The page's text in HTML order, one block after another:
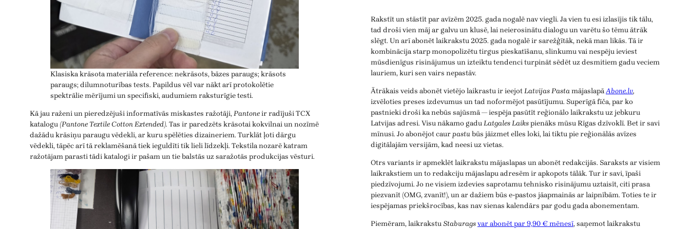
Klasiska krāsota materiāla reference: nekrāsots, bāzes paraugs; krāsots
paraugs; dilumnoturības tests. Papildus vēl var nākt arī protokolētie
spektrālie mērījumi un specifiski, audumiem raksturīgie testi.
Kā jau raženi un pieredzējuši informatīvās miskastes ražotāji,Pantoneir radījuši TCX
katalogu (Pantone Textile Cotton Extended). Tas ir paredzēts krāsotai kokvilnai un nozīmē
dažādu krāsiņu paraugu vēdekli, ar kuru spēlēties dizaineriem. Turklāt ļoti dārgu
vēdekli, tāpēc arī tā reklamēšanā tiek ieguldīti tik lieli līdzekļi. Tekstila nozarē katram
ražotājam parasti tādi katalogi ir pašam un tie balstās uz saražotās produkcijas vēsturi.
Rakstīt un stāstīt par avīzēm 2025. gada nogalē nav viegli. Ja vien tu esi izlasījis tik tālu,
tad droši vien māj ar galvu un klusē, lai neierosinātu dialogu un varētu šo tēmu ātrāk
slēgt. Un arī abonēt laikrakstu 2025. gada nogalē ir sarežģītāk, nekā man likās. Tā ir
kombinācija starp monopolizētu tirgus pieskatīšanu, slinkumu vai nespēju ieviest
mūsdienīgus risinājumus un izteiktu tendenci turpināt sēdēt uz desmitiem gadu veciem
lauriem, kuri sen vairs nepastāv.
Ātrākais veids abonēt vietējo laikrastu ir ieejotLatvijas PastamājaslapāAbone.lv,
izvēloties preses izdevumus un tad noformējot pasūtījumu. Superīgā fīča, par ko
pastnieki droši ka nebūs sajūsmā — iespēja pasūtīt reģionālo laikrakstu uz jebkuru
Latvijas adresi. Visu nākamo gaduLatgales Laikspienāks mūsu Rīgas dzīvoklī. Bet ir savi
mīnusi. Jo abonējot caurpastubūs jāizmet elles loki, lai tiktu pie reģionālās avīzes
digitālajām versijām, kad neesi uz vietas.
Otrs variants ir apmeklēt laikrakstu mājaslapas un abonēt redakcijās. Saraksts ar visiem
laikrakstiem un to redakciju mājaslapu adresēm ir apkopots tālāk. Tur ir savi, īpaši
piedzīvojumi. Jo ne visiem izdevies saprotamu tehnisko risinājumu uztaisīt, citi prasa
piezvanīt (OMG, zvanīt!), un ar dažiem būs e-pastos jāapmainās ar laipnībām. Toties te ir
iespējamas priekšrocības, kas nav sienas kalendārs par godu gada abonementam.
Piemēram, laikrakstuStaburagsvar abonēt par 9,90 € mēnesī, saņemot laikrakstu